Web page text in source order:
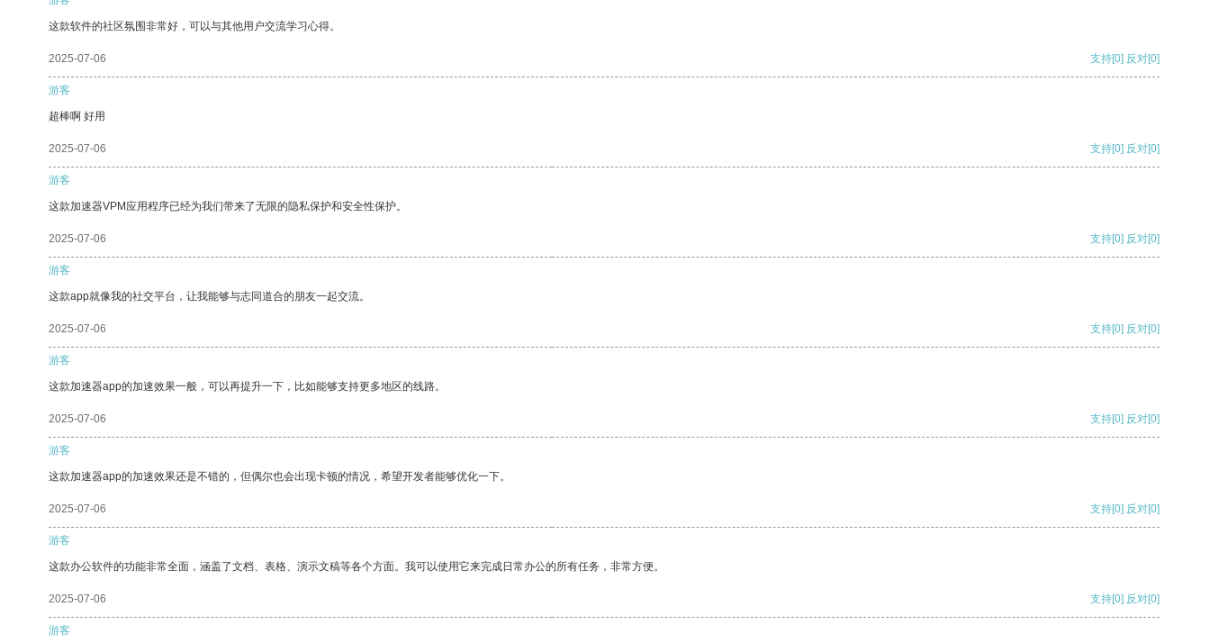
这款软件的社区氛围非常好，可以与其他用户交流学习心得。
2025-07-06 支持[0] 反对[0]
游客
超棒啊 好用
2025-07-06 支持[0] 反对[0]
游客
这款加速器VPM应用程序已经为我们带来了无限的隐私保护和安全性保护。
2025-07-06 支持[0] 反对[0]
游客
这款app就像我的社交平台，让我能够与志同道合的朋友一起交流。
2025-07-06 支持[0] 反对[0]
游客
这款加速器app的加速效果一般，可以再提升一下，比如能够支持更多地区的线路。
2025-07-06 支持[0] 反对[0]
游客
这款加速器app的加速效果还是不错的，但偶尔也会出现卡顿的情况，希望开发者能够优化一下。
2025-07-06 支持[0] 反对[0]
游客
这款办公软件的功能非常全面，涵盖了文档、表格、演示文稿等各个方面。我可以使用它来完成日常办公的所有任务，非常方便。
2025-07-06 支持[0] 反对[0]
游客